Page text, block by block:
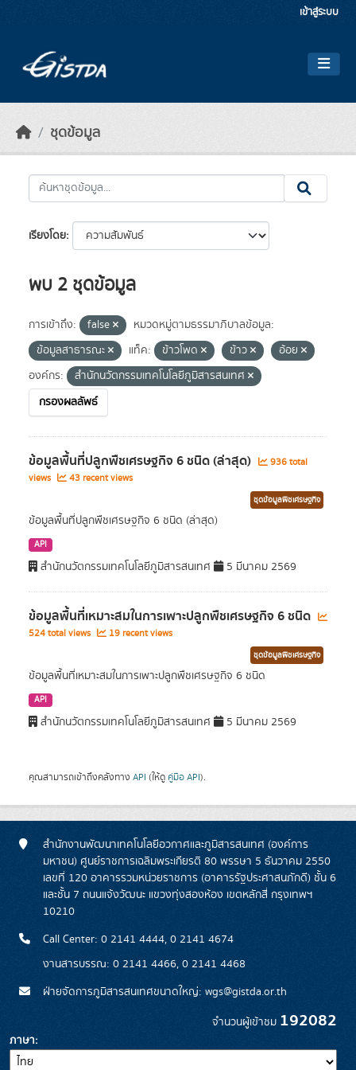
เข้าสู่ระบบ
ชุดข้อมูล
เรียงโดย
พบ 2 ชุดข้อมูล
การเข้าถึง: false
หมวดหมู่ตามธรรมาภิบาลข้อมูล:
ข้อมูลสาธารณะ
แท็ค: ข้าวโพด ข้าว
อ้อย
องค์กร:
สำนักนวัตกรรมเทคโนโลยีภูมิสารสนเทศ
กรองผลลัพธ์
ข้อมูลพื้นที่ปลูกพืชเศรษฐกิจ 6 ชนิด (ล่าสุด)
936 total
views
43 recent views
ชุดข้อมูลพืชเศรษฐกิจ
ข้อมูลพื้นที่ปลูกพืชเศรษฐกิจ 6 ชนิด (ล่าสุด)
API
สำนักนวัตกรรมเทคโนโลยีภูมิสารสนเทศ 5 มีนาคม 2569
ข้อมูลพื้นที่เหมาะสมในการเพาะปลูกพืชเศรษฐกิจ 6 ชนิด
524 total views 19 recent views
ชุดข้อมูลพืชเศรษฐกิจ
ข้อมูลพื้นที่เหมาะสมในการเพาะปลูกพืชเศรษฐกิจ 6 ชนิด
API
สำนักนวัตกรรมเทคโนโลยีภูมิสารสนเทศ 5 มีนาคม 2569
คุณสามารถเข้าถึงคลังทาง API (ให้ดู คู่มือ API).
สำนักงานพัฒนาเทคโนโลยีอวกาศและภูมิสารสนเทศ (องค์การ
มหาชน) ศูนย์ราชการเฉลิมพระเกียรติ 80 พรรษา 5 ธันวาคม 2550
เลขที่ 120 อาคารรวมหน่วยราชการ (อาคารรัฐประศาสนภักดี) ชั้น 6
และชั้น 7 ถนนแจ้งวัฒนะ แขวงทุ่งสองห้อง เขตหลักสี่ กรุงเทพฯ
10210
Call Center: 0 2141 4444, 0 2141 4674
งานสารบรรณ: 0 2141 4466, 0 2141 4468
ฝ่ายจัดการภูมิสารสนเทศขนาดใหญ่: wgs@gistda.or.th
จำนวนผู้เข้าชม 192082
ภาษา